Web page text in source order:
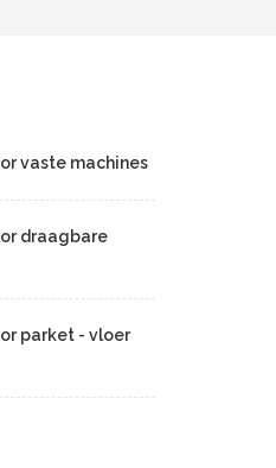
vaste machines
draagbare
parket - vloer